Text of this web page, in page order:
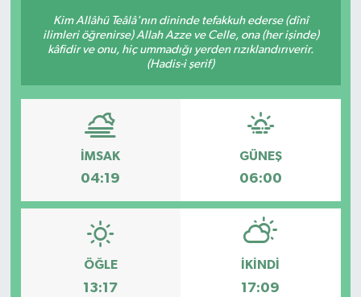
Kim Allâhü Teâlâ'nın dininde tefakkuh ederse (dînî
ilimleri öğrenirse) Allah Azze ve Celle, ona (her işinde)
kâfidir ve onu, hiç ummadığı yerden rızıklandırıverir.
(Hadis-i şerif)
İMSAK
04:19
GÜNEŞ
06:00
ÖĞLE
13:17
İKINDI
17:09
KÜLTÜR-SANAT
Politika
Siyaset